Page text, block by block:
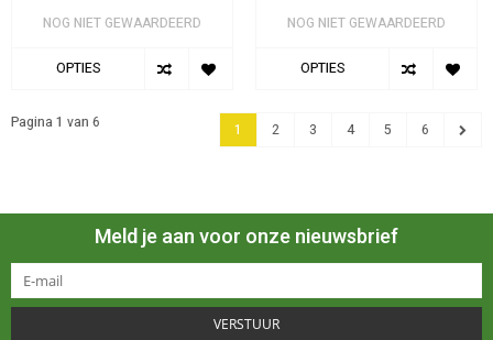
NOG NIET GEWAARDEERD
OPTIES
NOG NIET GEWAARDEERD
OPTIES
Pagina 1 van 6 1 2 3 4 5 6
Meld je aan voor onze nieuwsbrief
VERSTUUR